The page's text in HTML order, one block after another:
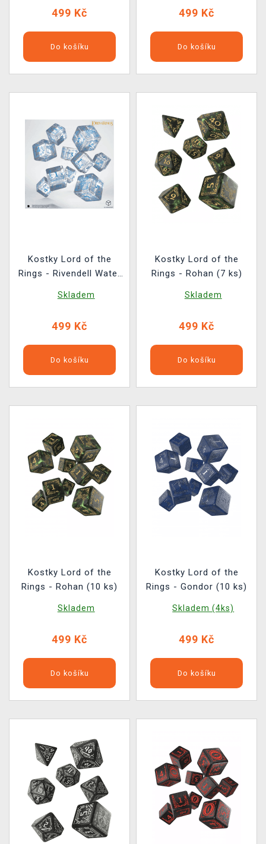
499 Kč
Do košíku
499 Kč
Do košíku
Kostky Lord of the
Rings - Rivendell Water
Skladem
499 Kč
Do košíku
Kostky Lord of the
Rings - Rohan (7 ks)
Skladem
499 Kč
Do košíku
Kostky Lord of the
Rings - Rohan (10 ks)
Skladem
499 Kč
Do košíku
Kostky Lord of the
Rings - Gondor (10 ks)
Skladem (4ks)
499 Kč
Do košíku